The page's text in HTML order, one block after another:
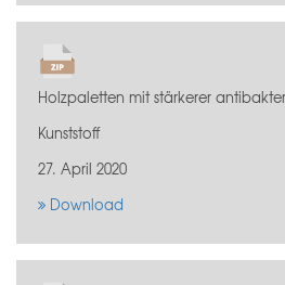
Holzpaletten mit stärkerer
Kunststoff
27. April 2020
Download